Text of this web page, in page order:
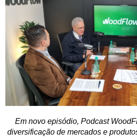
Em novo episódio, Podcast
diversificação de mercados e